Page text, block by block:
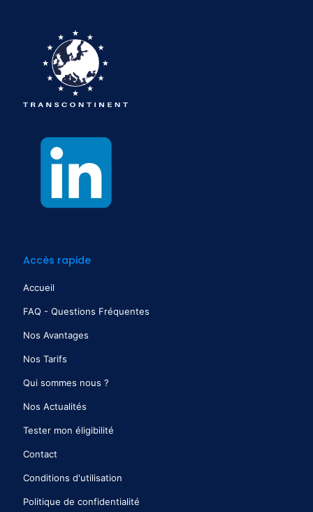
Accès rapide
Accueil
FAQ - Questions Fréquentes
Nos Avantages
Nos Tarifs
Qui sommes nous ?
Nos Actualités
Tester mon éligibilité
Contact
Conditions d'utilisation
Politique de confidentialité